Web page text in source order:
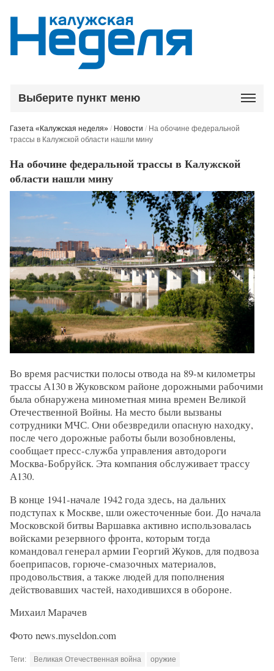
Выберите пункт меню
Газета «Калужская неделя» / Новости / На обочине федеральной
трассы в Калужской области нашли мину
На обочине федеральной трассы в Калужской
области нашли мину
Во время расчистки полосы отвода на 89-м километры
трассы А130 в Жуковском районе дорожными рабочими
была обнаружена минометная мина времен Великой
Отечественной Войны. На место были вызваны
сотрудники МЧС. Они обезвредили опасную находку,
после чего дорожные работы были возобновлены,
сообщает пресс-служба управления автодороги
Москва-Бобруйск. Эта компания обслуживает трассу
А130.
В конце 1941-начале 1942 года здесь, на дальних
подступах к Москве, шли ожесточенные бои. До начала
Московской битвы Варшавка активно использовалась
войсками резервного фронта, которым тогда
командовал генерал армии Георгий Жуков, для подвоза
боеприпасов, горюче-смазочных материалов,
продовольствия, а также людей для пополнения
действовавших частей, находившихся в обороне.
Михаил Марачев
Фото news.myseldon.com
Теги: Великая Отечественная война оружие